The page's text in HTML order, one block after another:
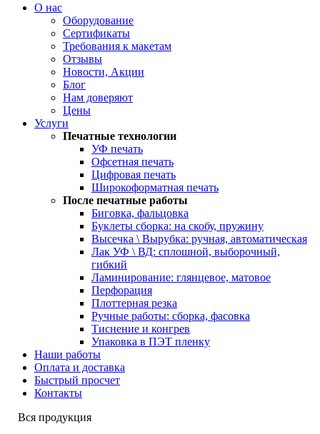
О нас
Оборудование
Сертификаты
Требования к макетам
Отзывы
Новости, Акции
Блог
Нам доверяют
Цены
Услуги
Печатные технологии
УФ печать
Офсетная печать
Цифровая печать
Широкоформатная печать
После печатные работы
Биговка, фальцовка
Буклеты сборка: на скобу, пружину
Высечка \ Вырубка: ручная, автоматическая
Лак УФ \ ВД: сплошной, выборочный,
гибкий
Ламинирование: глянцевое, матовое
Перфорация
Плоттерная резка
Ручные работы: сборка, фасовка
Тиснение и конгрев
Упаковка в ПЭТ пленку
Наши работы
Оплата и доставка
Быстрый просчет
Контакты
Вся продукция